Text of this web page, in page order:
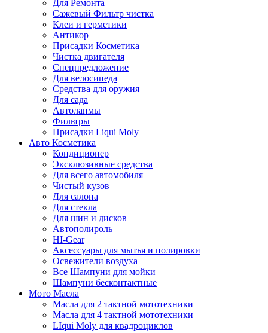
Для Ремонта
Сажевый Фильтр чистка
Клеи и герметики
Антикор
Присадки Косметика
Чистка двигателя
Спецпредложение
Для велосипеда
Средства для оружия
Для сада
Автолапмы
Фильтры
Присадки Liqui Moly
Авто Косметика
Кондиционер
Эксклюзивные средства
Для всего автомобиля
Чистый кузов
Для салона
Для стекла
Для шин и дисков
Автополироль
HI-Gear
Аксессуары для мытья и полировки
Освежители воздуха
Все Шампуни для мойки
Шампуни бесконтактные
Мото Масла
Масла для 2 тактной мототехники
Масла для 4 тактной мототехники
LIqui Moly для квадроциклов